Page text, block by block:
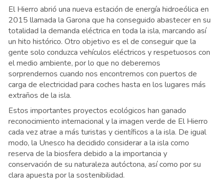
El Hierro abrió una nueva estación de energía hidroeólica en
2015 llamada la Garona que ha conseguido abastecer en su
totalidad la demanda eléctrica en toda la isla, marcando así
un hito histórico. Otro objetivo es el de conseguir que la
gente solo conduzca vehículos eléctricos y respetuosos con
el medio ambiente, por lo que no deberemos
sorprendernos cuando nos encontremos con puertos de
carga de electricidad para coches hasta en los lugares más
extraños de la isla.
Estos importantes proyectos ecológicos han ganado
reconocimiento internacional y la imagen verde de El Hierro
cada vez atrae a más turistas y científicos a la isla. De igual
modo, la Unesco ha decidido considerar a la isla como
reserva de la biosfera debido a la importancia y
conservación de su naturaleza autóctona, así como por su
clara apuesta por la sostenibilidad.